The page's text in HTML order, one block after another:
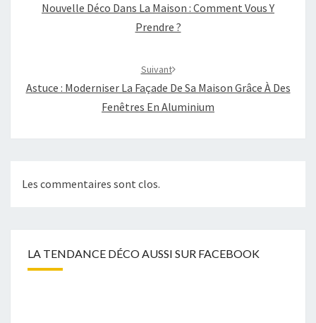
Nouvelle Déco Dans La Maison : Comment Vous Y
Prendre ?
Suivant
Astuce : Moderniser La Façade De Sa Maison Grâce À Des
Fenêtres En Aluminium
Les commentaires sont clos.
LA TENDANCE DÉCO AUSSI SUR FACEBOOK